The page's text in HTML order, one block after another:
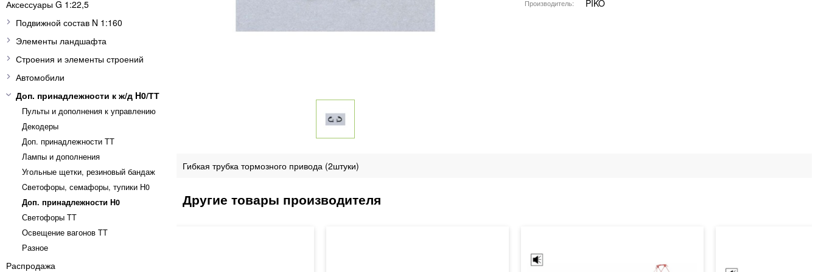
Аксессуары G 1:22,5
Подвижной состав N 1:160
Элементы ландшафта
Строения и элементы строений
Автомобили
Доп. принадлежности к ж/д H0/ТТ
Пульты и дополнения к управлению
Декодеры
Доп. принадлежности ТТ
Лампы и дополнения
Угольные щетки, резиновый бандаж
Cветофоры, семафоры, тупики Н0
Доп. принадлежности H0
Светофоры TT
Освещение вагонов TT
Разное
Распродажа
Производитель PIKO
Гибкая трубка тормозного привода (2штуки)